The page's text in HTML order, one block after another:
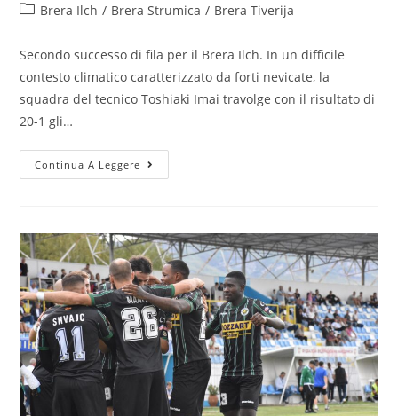
Brera Ilch / Brera Strumica / Brera Tiverija
Secondo successo di fila per il Brera Ilch. In un difficile
contesto climatico caratterizzato da forti nevicate, la
squadra del tecnico Toshiaki Imai travolge con il risultato di
20-1 gli…
Continua A Leggere